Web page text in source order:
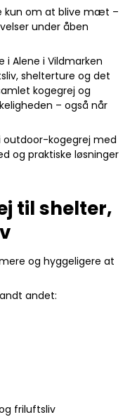
kun om at blive mæt –
under åben
iAlene i Vildmarken
shelterture og det
kogegrej og
– også når
kogegrej med
og praktiske løsninger
til shelter,
og hyggeligere at
andet:
friluftsliv